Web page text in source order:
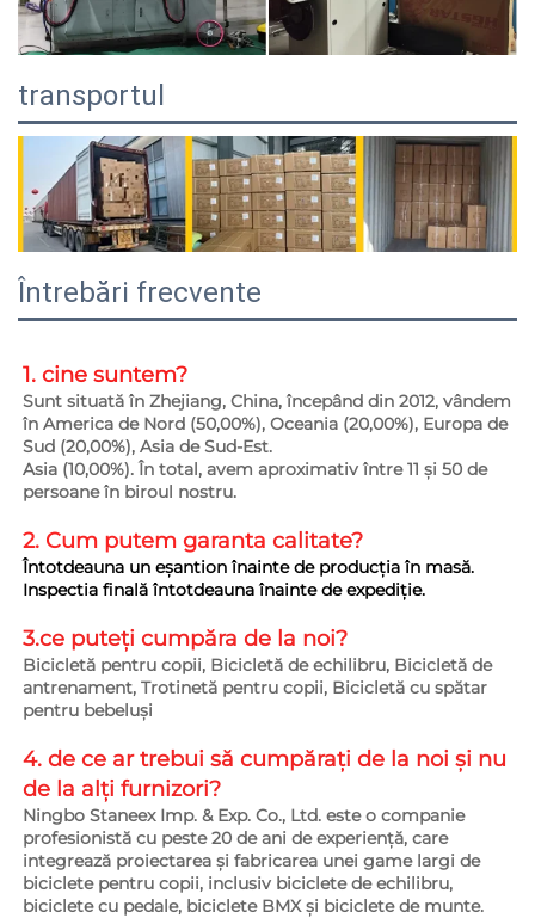
transportul
Întrebări frecvente
1. cine suntem?
Sunt situată în Zhejiang, China, începând din 2012, vândem
în America de Nord (50,00%), Oceania (20,00%), Europa de
Sud (20,00%), Asia de Sud-Est.
Asia (10,00%). În total, avem aproximativ între 11 și 50 de
persoane în biroul nostru.
2. Cum putem garanta calitate?
Întotdeauna un eșantion înainte de producția în masă.
Inspectia finală întotdeauna înainte de expediție.
3.ce puteți cumpăra de la noi?
Bicicletă pentru copii, Bicicletă de echilibru, Bicicletă de
antrenament, Trotinetă pentru copii, Bicicletă cu spătar
pentru bebeluși
4. de ce ar trebui să cumpărați de la noi și nu
de la alți furnizori?
Ningbo Staneex Imp. & Exp. Co., Ltd. este o companie
profesionistă cu peste 20 de ani de experiență, care
integrează proiectarea și fabricarea unei game largi de
biciclete pentru copii, inclusiv biciclete de echilibru,
biciclete cu pedale, biciclete BMX și biciclete de munte.